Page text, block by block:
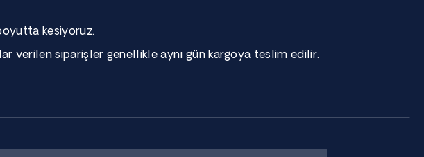
kesiyoruz.
verilen siparişler genellikle aynı gün kargoya teslim edilir.